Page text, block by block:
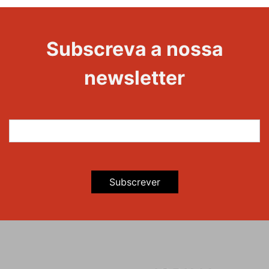
Evento
Subscreva a nossa
newsletter
Subscrever